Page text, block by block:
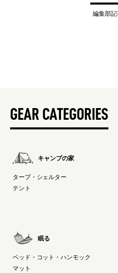
編集部
GEAR CATEGORIES
キャンプの家
タープ・シェルター
テント
眠る
ベッド・コット・ハンモック
マット